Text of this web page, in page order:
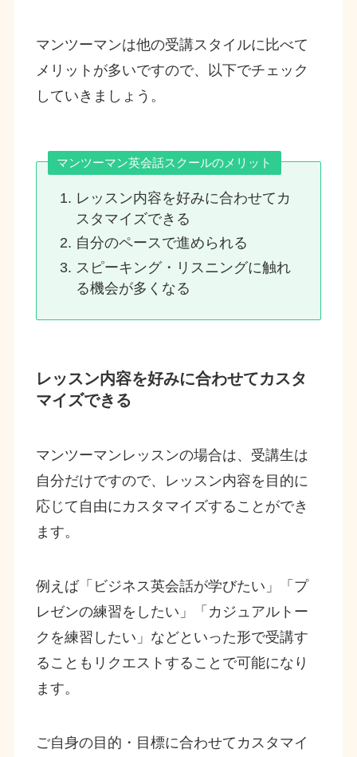
マンツーマンは他の受講スタイルに比べて
メリットが多いですので、以下でチェック
していきましょう。
マンツーマン英会話スクールのメリット
レッスン内容を好みに合わせてカ
スタマイズできる
自分のペースで進められる
スピーキング・リスニングに触れ
る機会が多くなる
レッスン内容を好みに合わせてカスタ
マイズできる
マンツーマンレッスンの場合は、受講生は
自分だけですので、レッスン内容を目的に
応じて自由にカスタマイズすることができ
ます。
例えば「ビジネス英会話が学びたい」「プ
レゼンの練習をしたい」「カジュアルトー
クを練習したい」などといった形で受講す
ることもリクエストすることで可能になり
ます。
ご自身の目的・目標に合わせてカスタマイ